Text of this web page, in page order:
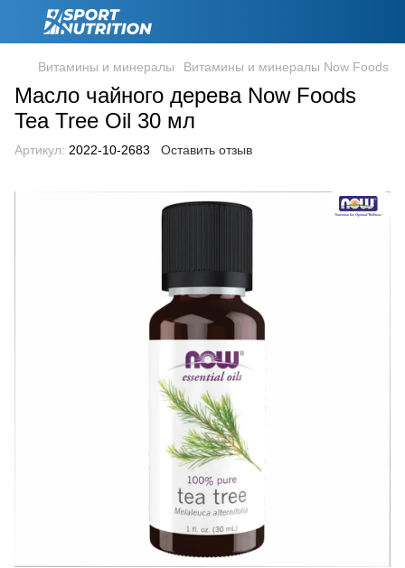
Витамины и минералы Витамины и минералы Now Foods
Масло чайного дерева Now Foods
Tea Tree Oil 30 мл
Артикул: 2022-10-2683 Оставить отзыв